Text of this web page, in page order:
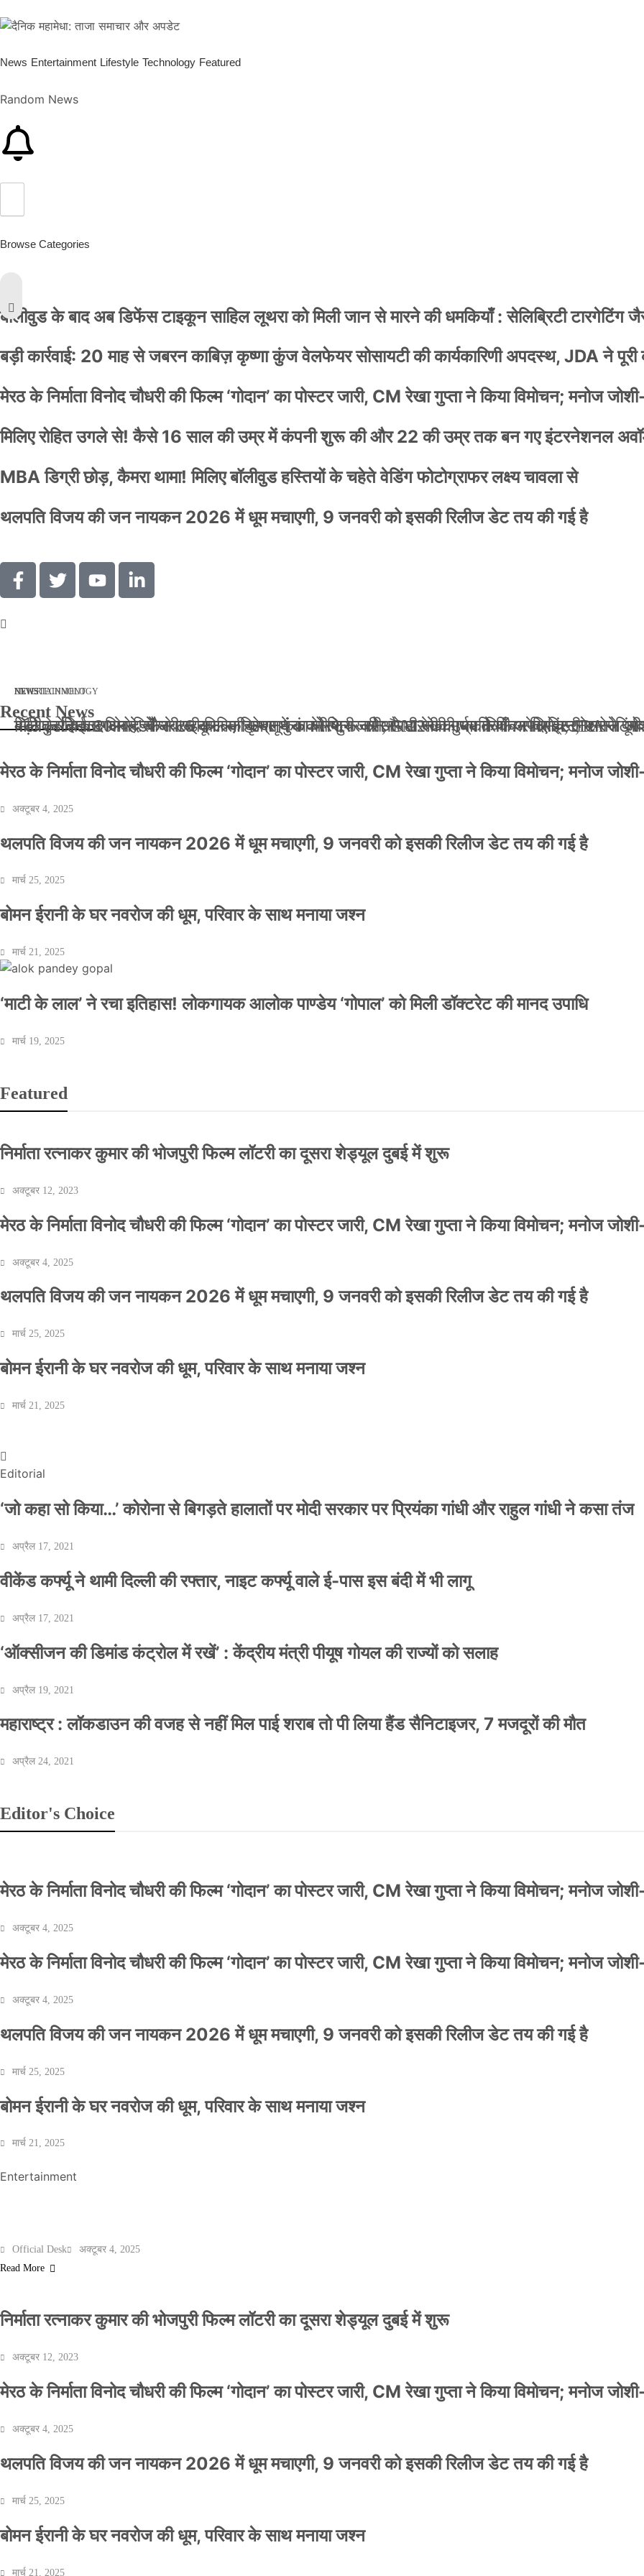
News Entertainment Lifestyle Technology Featured
Random News
Browse Categories
बॉलीवुड के बाद अब डिफेंस टाइकून साहिल लूथरा को मिली जान से मारने की धमकियाँ : सेलिब्रिटी टारगेटिंग
बड़ी कार्रवाई: 20 माह से जबरन काबिज़ कृष्णा कुंज वेलफेयर सोसायटी की कार्यकारिणी अपदस्थ, JDA ने पूरी
मेरठ के निर्माता विनोद चौधरी की फिल्म ‘गोदान’ का पोस्टर जारी, CM रेखा गुप्ता ने किया विमोचन; मनोज
मिलिए रोहित उगले से! कैसे 16 साल की उम्र में कंपनी शुरू की और 22 की उम्र तक बन गए इंटरनेशनल
MBA डिग्री छोड़, कैमरा थामा! मिलिए बॉलीवुड हस्तियों के चहेते वेडिंग फोटोग्राफर लक्ष्य चावला से
थलपति विजय की जन नायकन 2026 में धूम मचाएगी, 9 जनवरी को इसकी रिलीज डेट तय की गई है
NEWS मार्च 2, 2026
बॉलीवुड के बाद अब डिफेंस टाइकून साहिल लूथरा को मिली जान से मारने की धमकियाँ : सेलिब्रिटी
NEWS जनवरी 29, 2026
बड़ी कार्रवाई: 20 माह से जबरन काबिज़ कृष्णा कुंज वेलफेयर सोसायटी की कार्यकारिणी अपदस्थ, JDA ने
ENTERTAINMENT
मेरठ के निर्माता विनोद चौधरी की फिल्म ‘गोदान’ का पोस्टर जारी, CM रेखा गुप्ता ने किया विमोचन; मनोज
NEWSTECHNOLOGY
मिलिए रोहित उगले से! कैसे 16 साल की उम्र में कंपनी शुरू की और 22 की उम्र तक बन गए इंटरनेशनल
Recent News
मेरठ के निर्माता विनोद चौधरी की फिल्म ‘गोदान’ का पोस्टर जारी, CM रेखा गुप्ता ने किया विमोचन; मनोज
अक्टूबर 4, 2025
थलपति विजय की जन नायकन 2026 में धूम मचाएगी, 9 जनवरी को इसकी रिलीज डेट तय की गई है
मार्च 25, 2025
बोमन ईरानी के घर नवरोज की धूम, परिवार के साथ मनाया जश्न
मार्च 21, 2025
‘माटी के लाल’ ने रचा इतिहास! लोकगायक आलोक पाण्डेय ‘गोपाल’ को मिली डॉक्टरेट की मानद उपाधि
मार्च 19, 2025
Featured
निर्माता रत्नाकर कुमार की भोजपुरी फिल्म लॉटरी का दूसरा शेड्यूल दुबई में शुरू
अक्टूबर 12, 2023
मेरठ के निर्माता विनोद चौधरी की फिल्म ‘गोदान’ का पोस्टर जारी, CM रेखा गुप्ता ने किया विमोचन; मनोज
अक्टूबर 4, 2025
थलपति विजय की जन नायकन 2026 में धूम मचाएगी, 9 जनवरी को इसकी रिलीज डेट तय की गई है
मार्च 25, 2025
बोमन ईरानी के घर नवरोज की धूम, परिवार के साथ मनाया जश्न
मार्च 21, 2025
वीकेंड कर्फ्यू ने थामी दिल्ली की रफ्तार, नाइट कर्फ्यू वाले ई-पास इस बंदी में भी लागू
Official Desk
Editorial
‘जो कहा सो किया…’ कोरोना से बिगड़ते हालातों पर मोदी सरकार पर प्रियंका गांधी और राहुल गांधी ने कसा तंज
अप्रैल 17, 2021
वीकेंड कर्फ्यू ने थामी दिल्ली की रफ्तार, नाइट कर्फ्यू वाले ई-पास इस बंदी में भी लागू
अप्रैल 17, 2021
‘ऑक्सीजन की डिमांड कंट्रोल में रखें’ : केंद्रीय मंत्री पीयूष गोयल की राज्यों को सलाह
अप्रैल 19, 2021
महाराष्ट्र : लॉकडाउन की वजह से नहीं मिल पाई शराब तो पी लिया हैंड सैनिटाइजर, 7 मजदूरों की मौत
अप्रैल 24, 2021
Editor's Choice
मेरठ के निर्माता विनोद चौधरी की फिल्म ‘गोदान’ का पोस्टर जारी, CM रेखा गुप्ता ने किया विमोचन; मनोज
अक्टूबर 4, 2025
मेरठ के निर्माता विनोद चौधरी की फिल्म ‘गोदान’ का पोस्टर जारी, CM रेखा गुप्ता ने किया विमोचन; मनोज
अक्टूबर 4, 2025
थलपति विजय की जन नायकन 2026 में धूम मचाएगी, 9 जनवरी को इसकी रिलीज डेट तय की गई है
मार्च 25, 2025
बोमन ईरानी के घर नवरोज की धूम, परिवार के साथ मनाया जश्न
मार्च 21, 2025
NEWS
बॉलीवुड के बाद अब डिफेंस टाइकून साहिल लूथरा को मिली जान से मारने की
धमकियाँ : सेलिब्रिटी टारगेटिंग जैसा हूबहू पैटर्न का खुलासा
Official Desk
Entertainment
Official Desk
अक्टूबर 4, 2025
Read More
निर्माता रत्नाकर कुमार की भोजपुरी फिल्म लॉटरी का दूसरा शेड्यूल दुबई में शुरू
अक्टूबर 12, 2023
मेरठ के निर्माता विनोद चौधरी की फिल्म ‘गोदान’ का पोस्टर जारी, CM रेखा गुप्ता ने किया विमोचन; मनोज
अक्टूबर 4, 2025
थलपति विजय की जन नायकन 2026 में धूम मचाएगी, 9 जनवरी को इसकी रिलीज डेट तय की गई है
मार्च 25, 2025
बोमन ईरानी के घर नवरोज की धूम, परिवार के साथ मनाया जश्न
मार्च 21, 2025